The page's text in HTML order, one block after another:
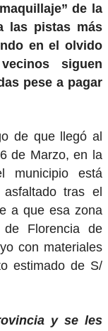
de la
las pistas más
en el olvido
siguen
pese a pagar
de que llegó al
de Marzo, en la
municipio está
tras el
a que esa zona
de Florencia de
con materiales
estimado de S/
y se les